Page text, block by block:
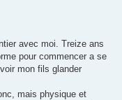
avec moi. Treize ans
pour commencer a se
mon fils glander
mais physique et